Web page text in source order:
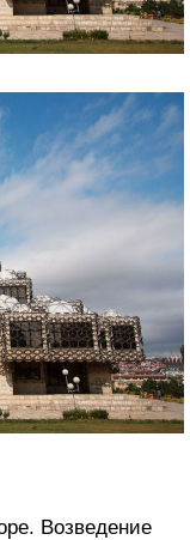
Возведение